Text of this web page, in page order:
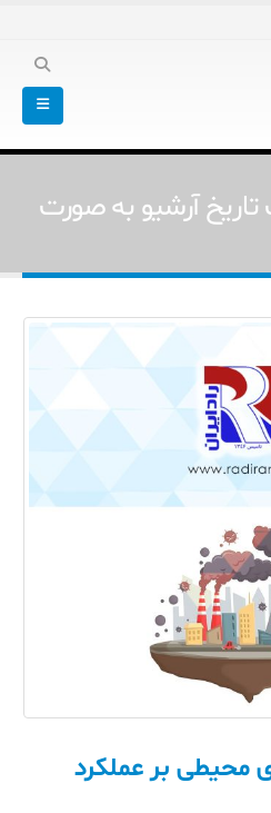
تاریخ آرشیو به صورت
محیطی بر عملکرد